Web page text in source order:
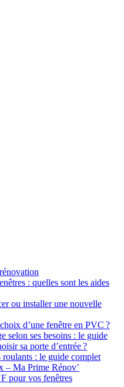
: quelles sont les aides
ou installer une nouvelle
d’une fenêtre en PVC ?
selon ses besoins : le guide
sa porte d’entrée ?
roulants : le guide complet
– Ma Prime Rénov’
pour vos fenêtres